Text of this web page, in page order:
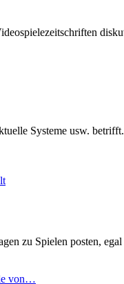
Systeme usw. betrifft.
zu Spielen posten,
von…